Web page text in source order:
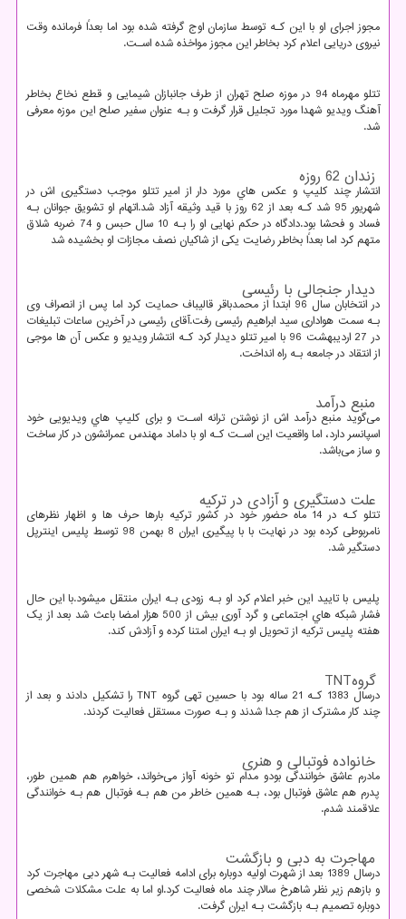
مجوز اجرای او با این کـه توسط سازمان اوج گرفته شده بود اما بعداً فرمانده وقت
نیروی دریایی اعلام کرد بخاطر این مجوز مواخذه شده اسـت.
تتلو مهرماه 94 در موزه صلح تهران از طرف جانبازان شیمایی و قطع نخاع بخاطر
آهنگ ویدیو شهدا مورد تجلیل قرار گرفت و بـه عنوان سفیر صلح این موزه معرفی
شد.
زندان 62 روزه
انتشار چند کلیپ و عکس هاي‌ مورد دار از امیر تتلو موجب دستگیری اش در
شهریور 95 شد کـه بعد از 62 روز با قید وثیقه آزاد شد.اتهام او تشویق جوانان بـه
فساد و فحشا بود.دادگاه در حکم نهایی او را بـه 10 سال حبس و 74 ضربه شلاق
متهم کرد اما بعداً بخاطر رضایت یکی از شاکیان نصف مجازات او بخشیده شد
دیدار جنجالی با رئیسی
در انتخابان سال 96 ابتدا از محمدباقر قالیباف حمایت کرد اما پس از انصراف وی
بـه سمت هواداری سید ابراهیم رئیسی رفت.آقای رئیسی در آخرین ساعات تبلیغات
در 27 اردیبهشت 96 با امیر تتلو دیدار کرد کـه انتشار ویدیو و عکس آن ها موجی
از انتقاد در جامعه بـه راه انداخت.
منبع درآمد
می‌گوید منبع درآمد اش از نوشتن ترانه اسـت و برای کلیپ هاي‌ ویدیویی خود
اسپانسر دارد، اما واقعیت این اسـت کـه او با داماد مهندس عمرانشون در کار ساخت
و ساز می‌باشد.
علت دستگیری و آزادی در ترکیه
تتلو کـه در 14 ماه حضور خود در کشور ترکیه بارها حرف ها و اظهار نظرهای
نامربوطی کرده بود در نهایت با با پیگیری ایران 8 بهمن 98 توسط پلیس اینترپل
دستگیر شد.
پلیس با تایید این خبر اعلام کرد او بـه زودی بـه ایران منتقل میشود.با این حال
فشار شبکه هاي‌ اجتماعی و گرد آوری بیش از 500 هزار امضا باعث شد بعد از یک
هفته پلیس ترکیه از تحویل او بـه ایران امتنا کرده و آزادش کند.
گروهTNT
درسال 1383 کـه 21 ساله بود با حسین تهی گروه TNTرا تشکیل دادند و بعد از
چند کار مشترک از هم جدا شدند و بـه صورت مستقل فعالیت کردند.
خانواده فوتبالی و هنری
مادرم عاشق خوانندگی بودو مدام تو خونه آواز می‌خواند، خواهرم هم همین طور،
پدرم هم عاشق فوتبال بود، بـه همین خاطر من هم بـه فوتبال هم بـه خوانندگی
علاقمند شدم.
مهاجرت به دبی و بازگشت
درسال 1389 بعد از شهرت اولیه دوباره برای ادامه فعالیت بـه شهر دبی مهاجرت کرد
و بازهم زیر نظر شاهرخ سالار چند ماه فعالیت کرد.او اما به علت مشکلات شخصی
دوباره تصمیم بـه بازگشت بـه ایران گرفت.